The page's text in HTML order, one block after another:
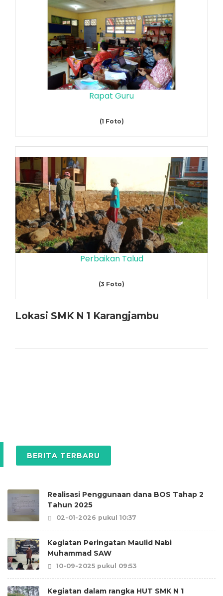
Rapat Guru
(1 Foto)
Perbaikan Talud
(3 Foto)
Lokasi SMK N 1 Karangjambu
BERITA TERBARU
Realisasi Penggunaan dana BOS Tahap 2
Tahun 2025
02-01-2026 pukul 10:37
Kegiatan Peringatan Maulid Nabi
Muhammad SAW
10-09-2025 pukul 09:53
Kegiatan dalam rangka HUT SMK N 1